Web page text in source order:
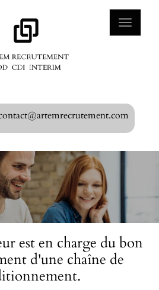
Toggle
est en charge du bon
d'une chaîne de